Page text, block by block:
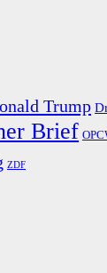
Trump
Brief
ZDF